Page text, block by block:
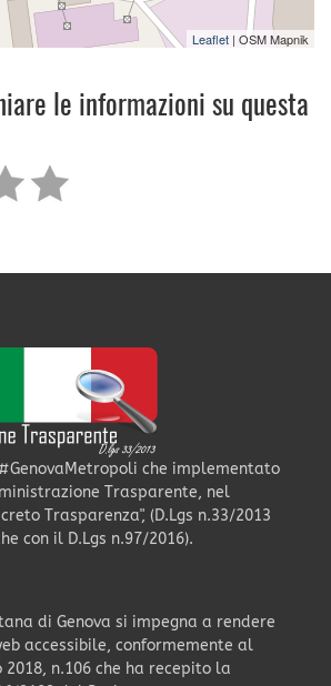
Leaflet | OSM Mapnik
le informazioni su questa
che implementato
Trasparente, nel
Trasparenza", (D.Lgs n.33/2013
con il D.Lgs n.97/2016).
di Genova si impegna a rendere
accessibile, conformemente al
2018, n.106 che ha recepito la